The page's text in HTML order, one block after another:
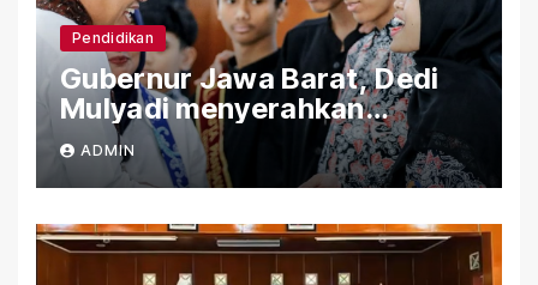
Pendidikan
Gubernur Jawa Barat, Dedi
Mulyadi menyerahkan
Bantuan (PIP) Kepada Siswa
SLBN Cicendo Kota Bandung
ADMIN